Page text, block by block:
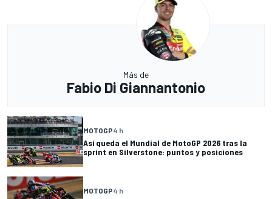
Más de
Fabio Di Giannantonio
MOTOGP4 h
Así queda el Mundial de MotoGP 2026 tras la
sprint en Silverstone: puntos y posiciones
MOTOGP4 h